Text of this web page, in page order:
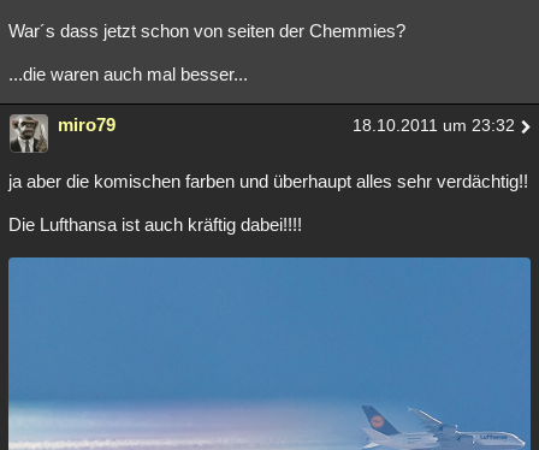
War´s dass jetzt schon von seiten der Chemmies?
...die waren auch mal besser...
miro79 18.10.2011 um 23:32
ja aber die komischen farben und überhaupt alles sehr verdächtig!!
Die Lufthansa ist auch kräftig dabei!!!!